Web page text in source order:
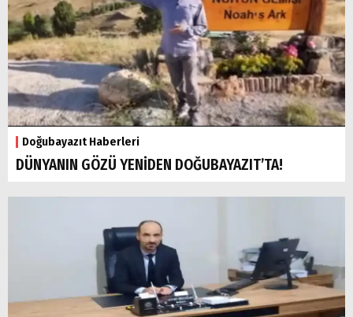
Doğubayazıt Haberleri
DÜNYANIN GÖZÜ YENİDEN DOĞUBAYAZIT’TA!